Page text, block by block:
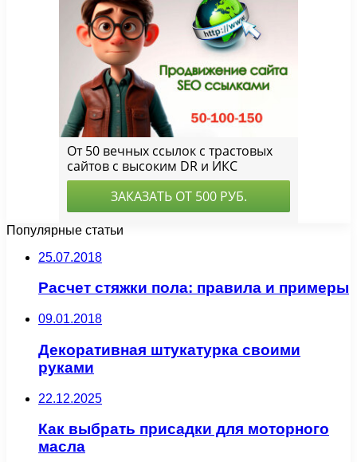
Популярные статьи
25.07.2018
Расчет стяжки пола: правила и примеры
09.01.2018
Декоративная штукатурка своими
руками
22.12.2025
Как выбрать присадки для моторного
масла